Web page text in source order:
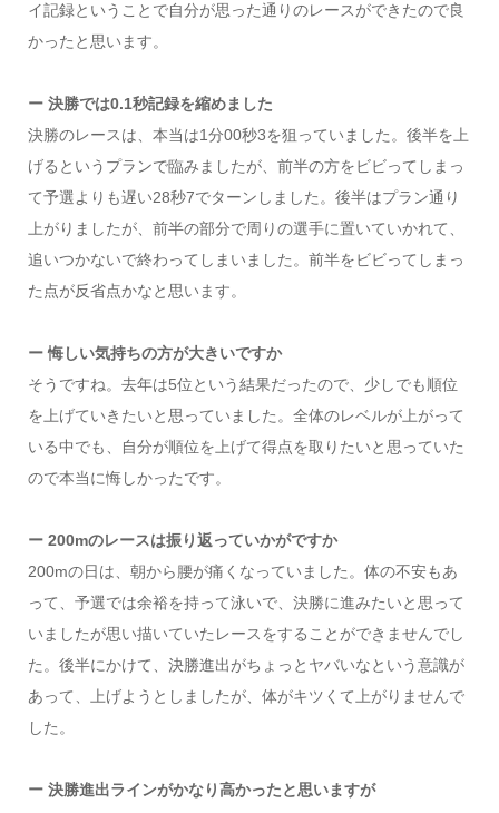
イ記録ということで自分が思った通りのレースができたので良
かったと思います。
ー 決勝では0.1秒記録を縮めました
決勝のレースは、本当は1分00秒3を狙っていました。後半を上
げるというプランで臨みましたが、前半の方をビビってしまっ
て予選よりも遅い28秒7でターンしました。後半はプラン通り
上がりましたが、前半の部分で周りの選手に置いていかれて、
追いつかないで終わってしまいました。前半をビビってしまっ
た点が反省点かなと思います。
ー 悔しい気持ちの方が大きいですか
そうですね。去年は5位という結果だったので、少しでも順位
を上げていきたいと思っていました。全体のレベルが上がって
いる中でも、自分が順位を上げて得点を取りたいと思っていた
ので本当に悔しかったです。
ー 200mのレースは振り返っていかがですか
200mの日は、朝から腰が痛くなっていました。体の不安もあ
って、予選では余裕を持って泳いで、決勝に進みたいと思って
いましたが思い描いていたレースをすることができませんでし
た。後半にかけて、決勝進出がちょっとヤバいなという意識が
あって、上げようとしましたが、体がキツくて上がりませんで
した。
ー 決勝進出ラインがかなり高かったと思いますが